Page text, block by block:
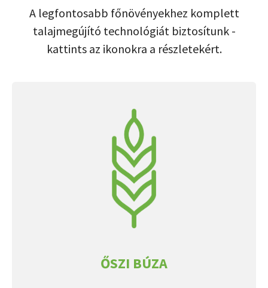
A legfontosabb főnövényekhez komplett
talajmegújító technológiát biztosítunk -
kattints az ikonokra a részletekért.
ŐSZI BÚZA